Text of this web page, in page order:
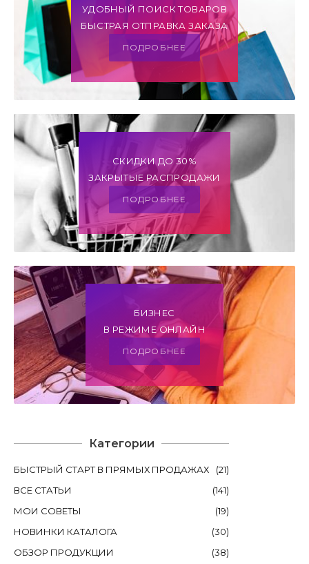
Категории
БЫСТРЫЙ СТАРТ В ПРЯМЫХ ПРОДАЖАХ (21)
ВСЕ СТАТЬИ
(141)
МОИ СОВЕТЫ
(19)
НОВИНКИ КАТАЛОГА
(30)
ОБЗОР ПРОДУКЦИИ
(38)
УДОБНЫЙ ПОИСК ТОВАРОВ
БЫСТРАЯ ОТПРАВКА ЗАКАЗА
ПОДРОБНЕЕ
СКИДКИ ДО 30%
ЗАКРЫТЫЕ РАСПРОДАЖИ
ПОДРОБНЕЕ
БИЗНЕС
В РЕЖИМЕ ОНЛАЙН
ПОДРОБНЕЕ